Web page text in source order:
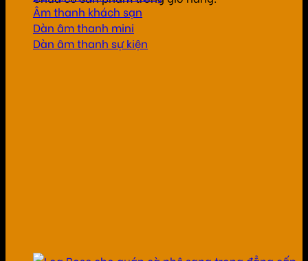
Âm thanh khách sạn
Dàn âm thanh mini
Dàn âm thanh sự kiện